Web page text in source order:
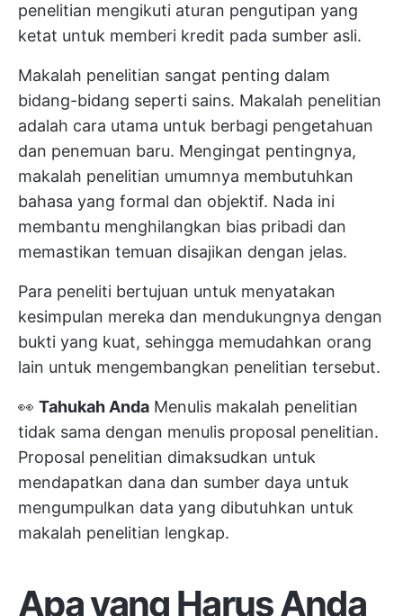
penelitian mengikuti aturan pengutipan yang
ketat untuk memberi kredit pada sumber asli.
Makalah penelitian sangat penting dalam
bidang-bidang seperti sains. Makalah penelitian
adalah cara utama untuk berbagi pengetahuan
dan penemuan baru. Mengingat pentingnya,
makalah penelitian umumnya membutuhkan
bahasa yang formal dan objektif. Nada ini
membantu menghilangkan bias pribadi dan
memastikan temuan disajikan dengan jelas.
Para peneliti bertujuan untuk menyatakan
kesimpulan mereka dan mendukungnya dengan
bukti yang kuat, sehingga memudahkan orang
lain untuk mengembangkan penelitian tersebut.
👀 Tahukah Anda Menulis makalah penelitian
tidak sama dengan menulis proposal penelitian.
Proposal penelitian dimaksudkan untuk
mendapatkan dana dan sumber daya untuk
mengumpulkan data yang dibutuhkan untuk
makalah penelitian lengkap.
Apa yang Harus Anda